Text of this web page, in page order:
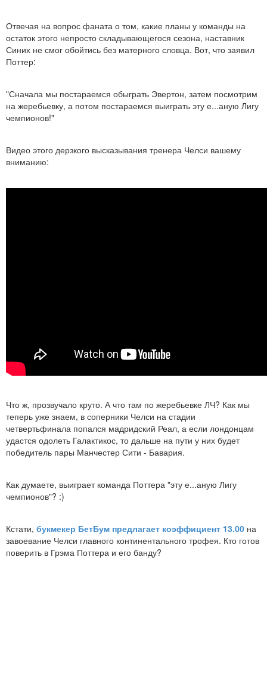
Отвечая на вопрос фаната о том, какие планы у команды на
остаток этого непросто складывающегося сезона, наставник
Синих не смог обойтись без матерного словца. Вот, что заявил
Поттер:
"Сначала мы постараемся обыграть Эвертон, затем посмотрим
на жеребьевку, а потом постараемся выиграть эту е...аную Лигу
чемпионов!"
Видео этого дерзкого высказывания тренера Челси вашему
вниманию:
Что ж, прозвучало круто. А что там по жеребьевке ЛЧ? Как мы
теперь уже знаем, в соперники Челси на стадии
четвертьфинала попался мадридский Реал, а если лондонцам
удастся одолеть Галактикос, то дальше на пути у них будет
победитель пары Манчестер Сити - Бавария.
Как думаете, выиграет команда Поттера "эту е...аную Лигу
чемпионов"? :)
Кстати, букмекер БетБум предлагает коэффициент 13.00 на
завоевание Челси главного континентального трофея. Кто готов
поверить в Грэма Поттера и его банду?